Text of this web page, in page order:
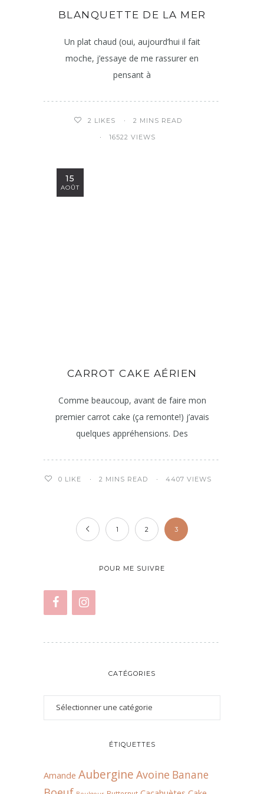
BLANQUETTE DE LA MER
Un plat chaud (oui, aujourd’hui il fait
moche, j’essaye de me rassurer en
pensant à
2 LIKES 2 MINS READ
16522 VIEWS
15
AOÛT
CARROT CAKE AÉRIEN
Comme beaucoup, avant de faire mon
premier carrot cake (ça remonte!) j’avais
quelques appréhensions. Des
0 LIKE 2 MINS READ 4407 VIEWS
1 2 3
POUR ME SUIVRE
CATÉGORIES
ÉTIQUETTES
Amande Aubergine Avoine Banane